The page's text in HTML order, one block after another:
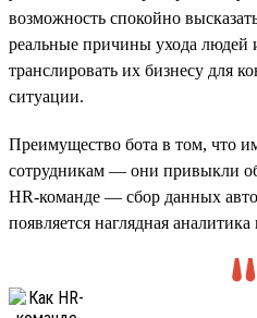
возможность спокойно
реальные причины ухода людей
транслировать их бизнесу для
ситуации.
Преимущество бота в том, что
сотрудникам — они привыкли
HR-команде — сбор данных
появляется наглядная